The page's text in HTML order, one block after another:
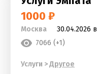
1000 ₽
Москва
30.04.2026 в
7066 (+1)
Услуги >Другое